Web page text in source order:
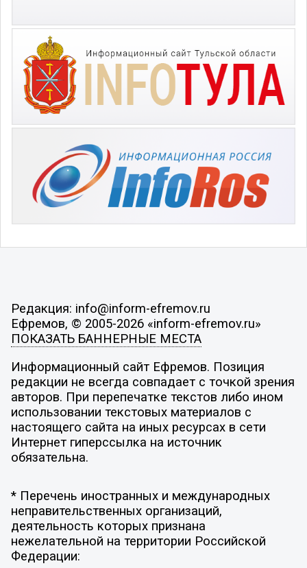
Редакция: info@inform-efremov.ru
Ефремов, © 2005-2026 «inform-efremov.ru»
ПОКАЗАТЬ БАННЕРНЫЕ МЕСТА
Информационный сайт Ефремов. Позиция
редакции не всегда совпадает с точкой зрения
авторов. При перепечатке текстов либо ином
использовании текстовых материалов с
настоящего сайта на иных ресурсах в сети
Интернет гиперссылка на источник
обязательна.
* Перечень иностранных и международных
неправительственных организаций,
деятельность которых признана
нежелательной на территории Российской
Федерации: